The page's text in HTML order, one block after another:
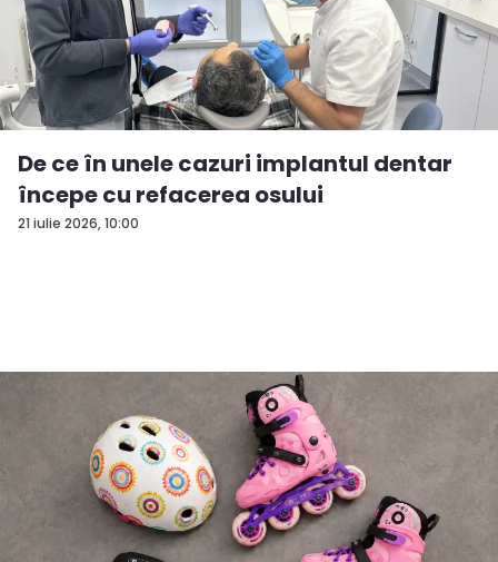
21 iulie 2026, 10:00
De ce în unele cazuri implantul dentar
începe cu refacerea osului